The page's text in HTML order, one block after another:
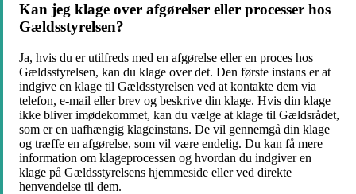
Kan jeg klage over afgørelser eller processer hos
Gældsstyrelsen?
Ja, hvis du er utilfreds med en afgørelse eller en proces hos
Gældsstyrelsen, kan du klage over det. Den første instans er at
indgive en klage til Gældsstyrelsen ved at kontakte dem via
telefon, e-mail eller brev og beskrive din klage. Hvis din klage
ikke bliver imødekommet, kan du vælge at klage til Gældsrådet,
som er en uafhængig klageinstans. De vil gennemgå din klage
og træffe en afgørelse, som vil være endelig. Du kan få mere
information om klageprocessen og hvordan du indgiver en
klage på Gældsstyrelsens hjemmeside eller ved direkte
henvendelse til dem.